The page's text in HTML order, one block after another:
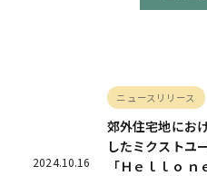
2024.10.16
ニュースリリース
郊外住宅地にお
したミクストユ
「Ｈｅｌｌｏ